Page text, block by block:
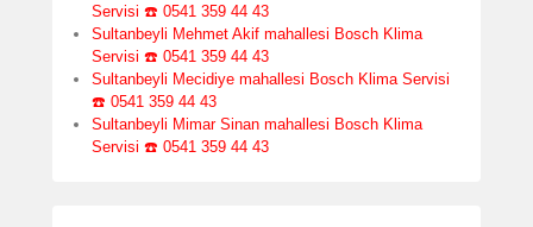
Servisi ☎️ 0541 359 44 43
Sultanbeyli Mehmet Akif mahallesi Bosch Klima
Servisi ☎️ 0541 359 44 43
Sultanbeyli Mecidiye mahallesi Bosch Klima Servisi
☎️ 0541 359 44 43
Sultanbeyli Mimar Sinan mahallesi Bosch Klima
Servisi ☎️ 0541 359 44 43